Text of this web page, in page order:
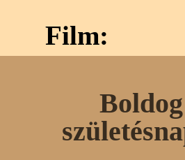
Film:
Boldog